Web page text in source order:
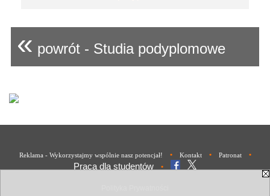
« powrót - Studia podyplomowe
Reklama - Wykorzystajmy wspólnie nasz potencjał! • Kontakt • Patronat •
Praca dla studentów •